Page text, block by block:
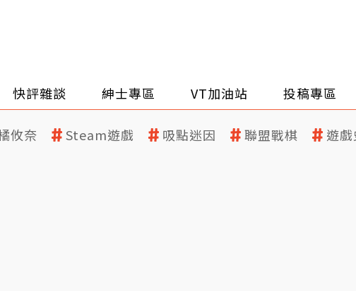
快評雜談 紳士專區 VT加油站 投稿專區
攸奈 Steam遊戲 吸點迷因 聯盟戰棋 遊